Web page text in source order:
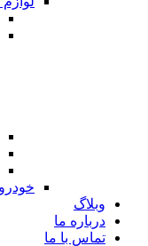
خودرو
وبلاگ
درباره ما
تماس با ما